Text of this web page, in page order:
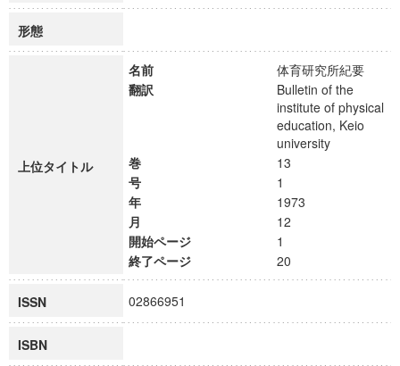
形態
上位タイトル
名前
体育研究所紀要
翻訳
Bulletin of the
institute of physical
education, Keio
university
巻
13
号
1
年
1973
月
12
開始ページ
1
終了ページ
20
ISSN 02866951
ISBN